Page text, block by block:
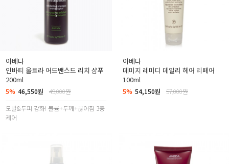
아베다
인바티 울트라 어드밴스드 리치 샴푸
200ml
5% 46,550원
49,000원
모발&두피 강화! 볼륨+두께+끊어짐 3중
케어
아베다
데미지 레미디 데일리 헤어 리페어
100ml
5% 54,150원 57,000원